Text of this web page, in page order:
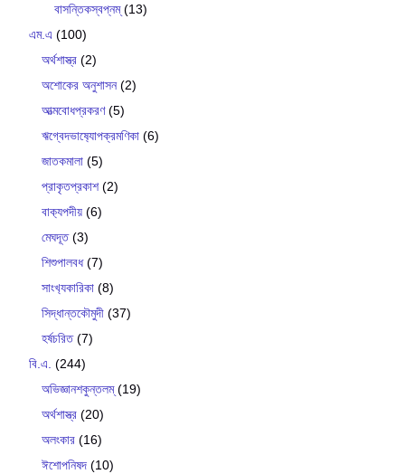
বাসন্তিকস্বপ্নম্(13)
এম.এ (100)
অর্থশাস্ত্র (2)
অশোকের অনুশাসন(2)
আত্মবোধপ্রকরণ(5)
ঋগ্বেদভাষ‍্যোপক্রমণিকা (6)
জাতকমালা (5)
প্রাকৃতপ্রকাশ(2)
বাক‍্যপদীয় (6)
মেঘদূত(3)
শিশুপালবধ(7)
সাংখ‍্যকারিকা (8)
সিদ্ধান্তকৌমুদী (37)
হর্ষচরিত(7)
বি.এ. (244)
অভিজ্ঞানশকুন্তলম্(19)
অর্থশাস্ত্র (20)
অলংকার (16)
ঈশোপনিষদ (10)